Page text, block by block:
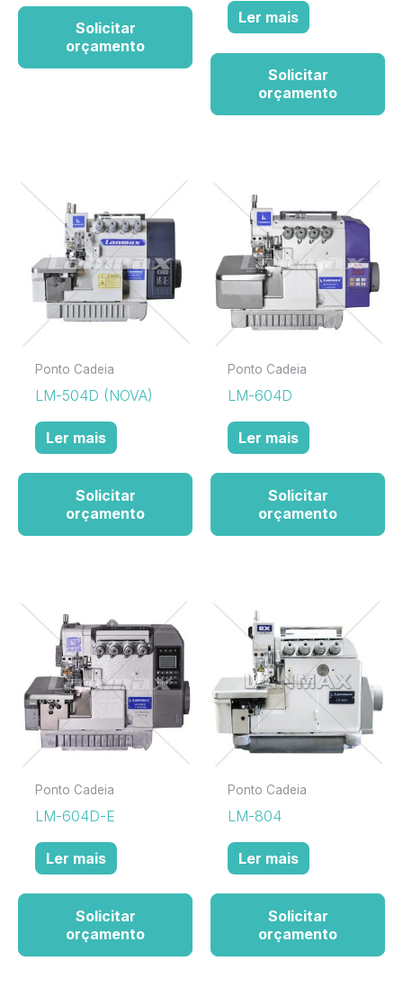
Solicitar
orçamento
Ler mais
Solicitar
orçamento
Ponto Cadeia
LM-504D (NOVA)
Ler mais
Solicitar
orçamento
Ponto Cadeia
LM-604D
Ler mais
Solicitar
orçamento
Ponto Cadeia
LM-604D-E
Ler mais
Solicitar
orçamento
Ponto Cadeia
LM-804
Ler mais
Solicitar
orçamento